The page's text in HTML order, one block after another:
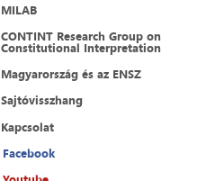
MILAB
CONTINT Research Group on
Constitutional Interpretation
Magyarország és az ENSZ
Sajtóvisszhang
Kapcsolat
Facebook